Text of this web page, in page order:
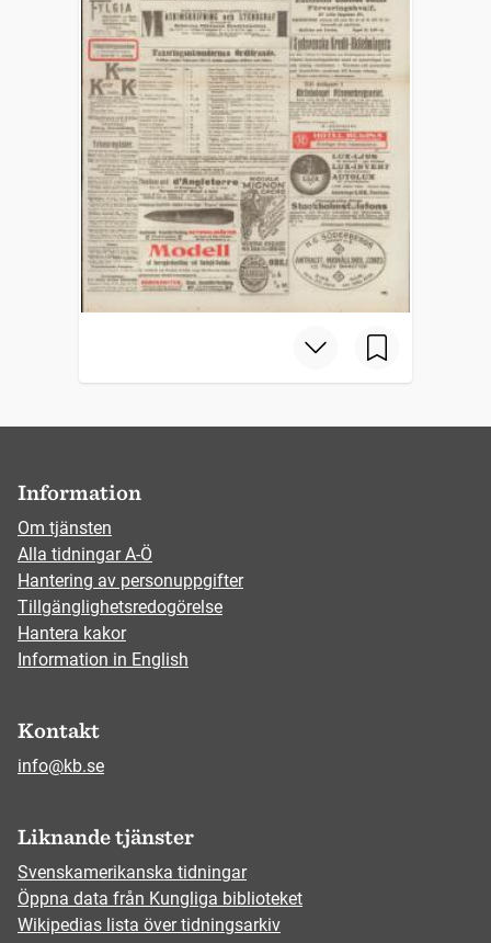
Information
Om tjänsten
Alla tidningar A-Ö
Hantering av personuppgifter
Tillgänglighetsredogörelse
Hantera kakor
Information in English
Kontakt
info@kb.se
Liknande tjänster
Svenskamerikanska tidningar
Öppna data från Kungliga biblioteket
Wikipedias lista över tidningsarkiv